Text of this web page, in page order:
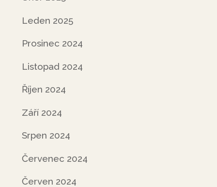
Leden 2025
Prosinec 2024
Listopad 2024
Říjen 2024
Září 2024
Srpen 2024
Červenec 2024
Červen 2024